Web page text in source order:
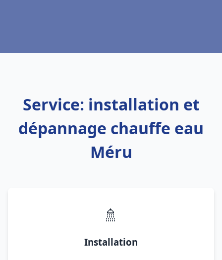
Service: installation et
dépannage chauffe eau
Méru
🚿
Installation